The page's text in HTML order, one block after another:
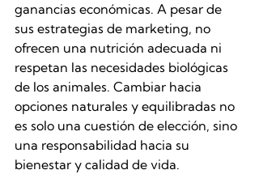
ganancias económicas. A pesar de
sus estrategias de marketing, no
ofrecen una nutrición adecuada ni
respetan las necesidades biológicas
de los animales. Cambiar hacia
opciones naturales y equilibradas no
es solo una cuestión de elección, sino
una responsabilidad hacia su
bienestar y calidad de vida.